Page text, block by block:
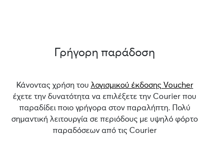
Γρήγορη παράδοση
Κάνοντας χρήση του λογισμικού έκδοσης Voucher
έχετε την δυνατότητα να επιλέξετε την Courier που
παραδίδει ποιο γρήγορα στον παραλήπτη. Πολύ
σημαντική λειτουργία σε περιόδους με υψηλό φόρτο
παραδόσεων από τις Courier